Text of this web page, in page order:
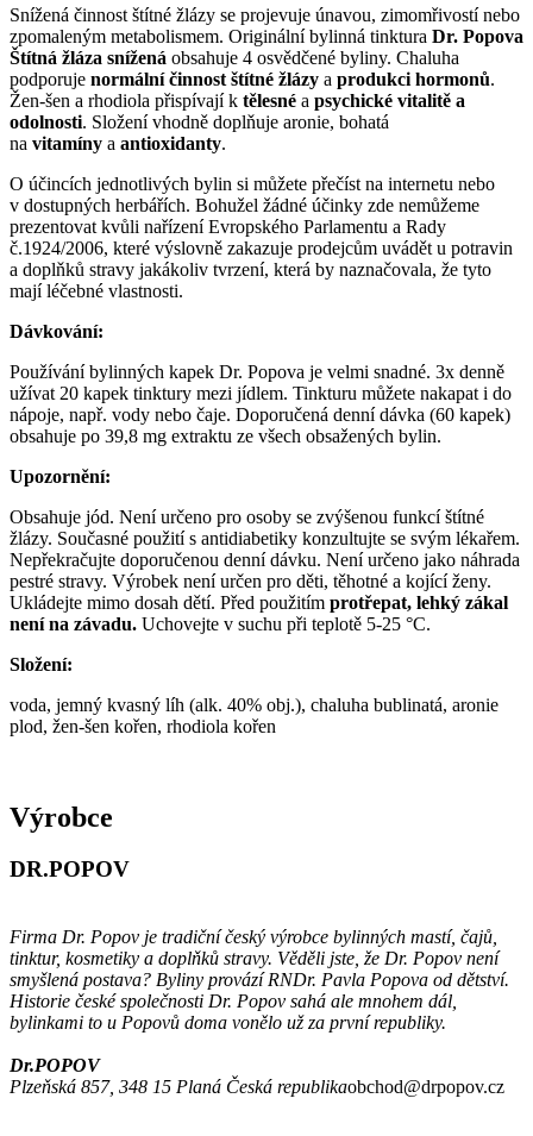
Snížená činnost štítné žlázy se projevuje únavou, zimomřivostí nebo
zpomaleným metabolismem. Originální bylinná tinktura Dr. Popova
Štítná žláza snížená obsahuje 4 osvědčené byliny. Chaluha
podporuje normální činnost štítné žlázy a produkci hormonů.
Žen-šen a rhodiola přispívají k tělesné a psychické vitalitě a
odolnosti. Složení vhodně doplňuje aronie, bohatá
na vitamíny a antioxidanty.
O účincích jednotlivých bylin si můžete přečíst na internetu nebo
v dostupných herbářích. Bohužel žádné účinky zde nemůžeme
prezentovat kvůli nařízení Evropského Parlamentu a Rady
č.1924/2006, které výslovně zakazuje prodejcům uvádět u potravin
a doplňků stravy jakákoliv tvrzení, která by naznačovala, že tyto
mají léčebné vlastnosti.
Dávkování:
Používání bylinných kapek Dr. Popova je velmi snadné. 3x denně
užívat 20 kapek tinktury mezi jídlem. Tinkturu můžete nakapat i do
nápoje, např. vody nebo čaje. Doporučená denní dávka (60 kapek)
obsahuje po 39,8 mg extraktu ze všech obsažených bylin.
Upozornění:
Obsahuje jód. Není určeno pro osoby se zvýšenou funkcí štítné
žlázy. Současné použití s antidiabetiky konzultujte se svým lékařem.
Nepřekračujte doporučenou denní dávku. Není určeno jako náhrada
pestré stravy. Výrobek není určen pro děti, těhotné a kojící ženy.
Ukládejte mimo dosah dětí. Před použitím protřepat, lehký zákal
není na závadu. Uchovejte v suchu při teplotě 5-25 °C.
Složení:
voda, jemný kvasný líh (alk. 40% obj.), chaluha bublinatá, aronie
plod, žen-šen kořen, rhodiola kořen
Výrobce
DR.POPOV
Firma Dr. Popov je tradiční český výrobce bylinných mastí, čajů,
tinktur, kosmetiky a doplňků stravy. Věděli jste, že Dr. Popov není
smyšlená postava? Byliny provází RNDr. Pavla Popova od dětství.
Historie české společnosti Dr. Popov sahá ale mnohem dál,
bylinkami to u Popovů doma vonělo už za první republiky.
Dr.POPOV
Plzeňská 857, 348 15 Planá Česká republikaobchod@drpopov.cz